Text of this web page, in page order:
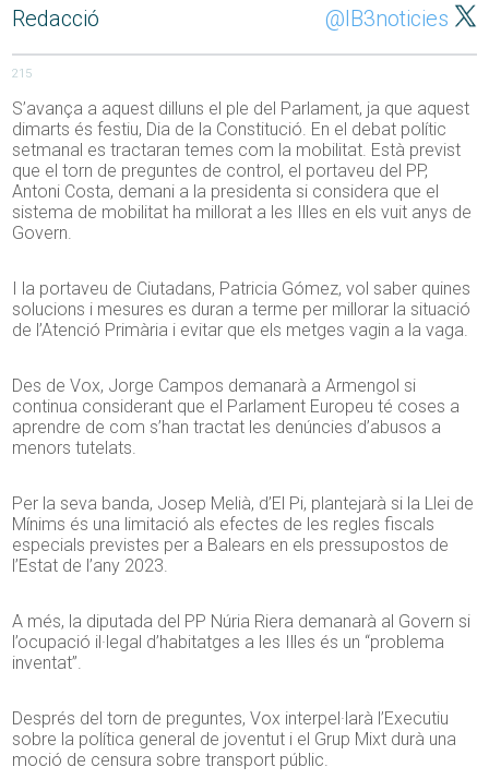
Redacció @IB3noticies
215
S’avança a aquest dilluns el ple del Parlament, ja que aquest
dimarts és festiu, Dia de la Constitució. En el debat polític
setmanal es tractaran temes com la mobilitat. Està previst
que el torn de preguntes de control, el portaveu del PP,
Antoni Costa, demani a la presidenta si considera que el
sistema de mobilitat ha millorat a les Illes en els vuit anys de
Govern.
I la portaveu de Ciutadans, Patricia Gómez, vol saber quines
solucions i mesures es duran a terme per millorar la situació
de l’Atenció Primària i evitar que els metges vagin a la vaga.
Des de Vox, Jorge Campos demanarà a Armengol si
continua considerant que el Parlament Europeu té coses a
aprendre de com s’han tractat les denúncies d’abusos a
menors tutelats.
Per la seva banda, Josep Melià, d’El Pi, plantejarà si la Llei de
Mínims és una limitació als efectes de les regles fiscals
especials previstes per a Balears en els pressupostos de
l’Estat de l’any 2023.
A més, la diputada del PP Núria Riera demanarà al Govern si
l’ocupació il·legal d’habitatges a les Illes és un “problema
inventat”.
Després del torn de preguntes, Vox interpel·larà l’Executiu
sobre la política general de joventut i el Grup Mixt durà una
moció de censura sobre transport públic.